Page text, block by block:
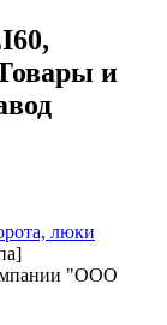
и
люки
"ООО